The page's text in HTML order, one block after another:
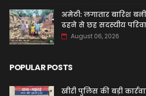
अमेठी: लगातार बारिश
ढहने से छह सदस्यीय
August 06, 2026
POPULAR POSTS
खीरी पुलिस की बड़ी